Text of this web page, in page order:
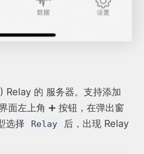
Relay 的 服务器。支持添加
面左上角 ➕ 按钮，在弹出窗
选择
Relay
后，出现 Relay